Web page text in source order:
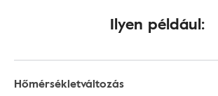
Ilyen például:
Hőmérsékletváltozás